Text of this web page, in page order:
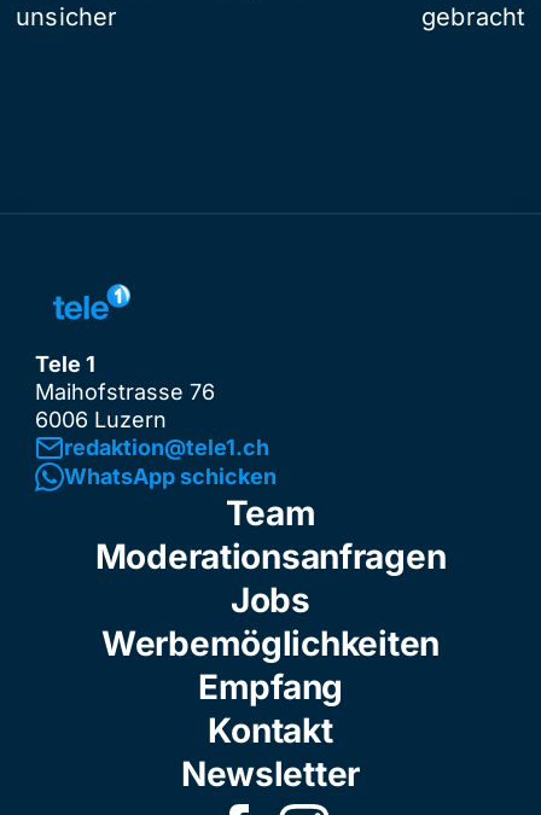
unsicher
gebracht
Tele 1
Maihofstrasse 76
6006 Luzern
redaktion@tele1.ch
WhatsApp schicken
Team
Moderationsanfragen
Jobs
Werbemöglichkeiten
Empfang
Kontakt
Newsletter